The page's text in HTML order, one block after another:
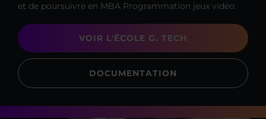
et de poursuivre en MBA Programmation jeux vidéo.
VOIR L'ÉCOLE G. TECH
DOCUMENTATION